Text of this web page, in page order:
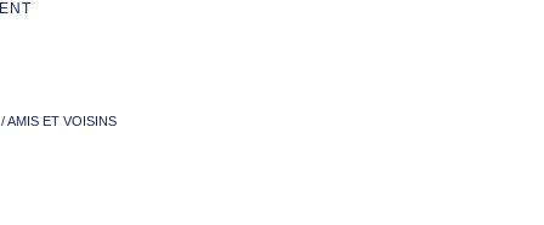
/AMIS ET VOISINS